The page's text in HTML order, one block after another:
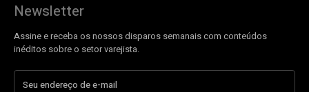
Newsletter
Assine e receba os nossos disparos semanais com conteúdos
inéditos sobre o setor varejista.